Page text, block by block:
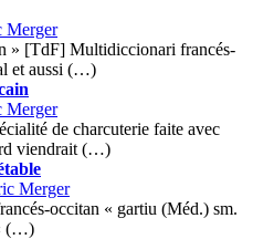
Merger
» [TdF] Multidiccionari francés-
et aussi (…)
Merger
de charcuterie faite avec
viendrait (…)
Merger
occitan « gartiu (Méd.) sm.
(…)